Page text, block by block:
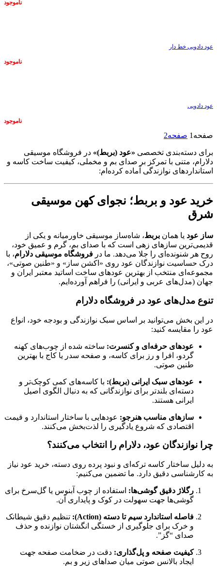
ناموجود
عود دادویی خط دار
ناموجود
عود دادویی
ناموجود
صفحه 1 صفحه2
برای دسته‌بندی تخصصی «عود (بربط)» در فروشگاه موسیقی
دلارام، متنی با تمرکز بر صدای بم و مخملی، کیفیت ساخت کاسه و
استانداردهای نوازندگی آماده کرده‌ام:
خرید عود و بربط؛ نجوای کهن موسیقی
شرق
ساز عود یا همان بربط، شاه‌ساز موسیقی خاورمیانه و یکی از
قدیمی‌ترین سازهای زهی است که با صدای بم، گرم و عمیق خود،
روح هر شنونده‌ای را جلا می‌دهد. ما در فروشگاه موسیقی دلارام، با
درک حساسیت نوازندگان عود روی «اکشن ساز» و «طنین صوتی»،
مجموعه‌ای منتخب از بهترین عودهای ساخت اساتید معتبر ایران و
جهان (مدل‌های عربی و ایرانی) را فراهم آورده‌ایم.
تنوع مدل‌های عود در فروشگاه دلارام
در این بخش می‌توانید بر اساس سبک نوازندگی و بودجه خود، انواع
عود را مقایسه کنید:
عودهای حرفه‌ای و کنسرت: ساخته شده از چوب‌های کهنه
گردو، افرا و رز برای کاسه، و صفحه سدر یا کاج با بهترین
طنین صوتی.
عودهای سبک ایرانی (بربط): با کاسه‌های کمی کوچک‌تر و
دسته‌ای بلندتر برای نوازندگانی که به دنبال الگوی اصیل
ایرانی هستند.
سازهای مناسب هنرجو: عودهایی با ساختار استاندارد و قیمت
اقتصادی که شروع یادگیری را لذت‌بخش می‌کنند.
چرا نوازندگان عود، دلارام را انتخاب می‌کنند؟
به دلیل ساختار کاسه ترکه‌ای و نبود پرده روی دسته، خرید عود نیاز
به کارشناسی دقیق دارد. ما تضمین می‌کنیم:
رگلاژ دقیق گوشی‌ها: استفاده از چوب آبنوس یا گل‌سرخ برای
گوشی‌ها جهت سهولت در کوک و پایداری آن.
فاصله استاندارد سیم تا دسته (Action):
تنظیم دقیق شیطانک
و خرک برای جلوگیری از خستگی انگشتان نوازنده و حذف
صدای “گز”.
کیفیت صفحه و پل‌گذاری: دقت در ضخامت صفحه جهت
ایجاد بالانس صوتی میان صداهای زیر و بم.